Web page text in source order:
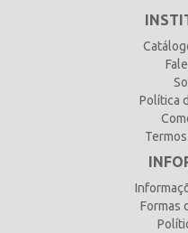
Política
Formas